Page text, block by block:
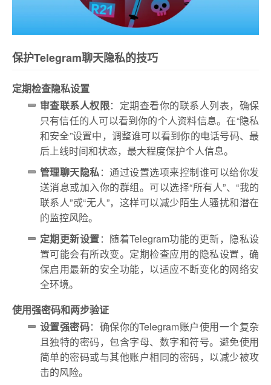
保护Telegram聊天隐私的技巧
定期检查隐私设置
审查联系人权限：定期查看你的联系人列表，确保
只有信任的人可以看到你的个人资料信息。在“隐私
和安全”设置中，调整谁可以看到你的电话号码、最
后上线时间和状态，最大程度保护个人信息。
管理聊天隐私：通过设置选项来控制谁可以给你发
送消息或加入你的群组。可以选择“所有人”、“我的
联系人”或“无人”，这样可以减少陌生人骚扰和潜在
的监控风险。
定期更新设置：随着Telegram功能的更新，隐私设
置可能会有所改变。定期检查应用的隐私设置，确
保启用最新的安全功能，以适应不断变化的网络安
全环境。
使用强密码和两步验证
设置强密码：确保你的Telegram账户使用一个复杂
且独特的密码，包含字母、数字和符号。避免使用
简单的密码或与其他账户相同的密码，以减少被攻
击的风险。